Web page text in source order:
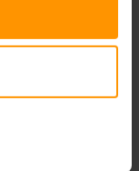
de bénéficier
simple. Finies les